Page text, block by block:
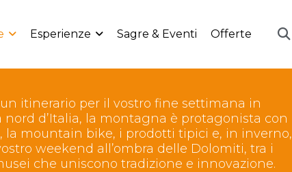
Esperienze Sagre & Eventi Offerte
itinerario per il vostro fine settimana in
d’Italia, la montagna è protagonista con
mountain bike, i prodotti tipici e, in inverno,
weekend all’ombra delle Dolomiti, tra i
che uniscono tradizione e innovazione.